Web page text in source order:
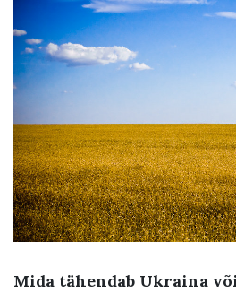
Mida tähendab Ukraina